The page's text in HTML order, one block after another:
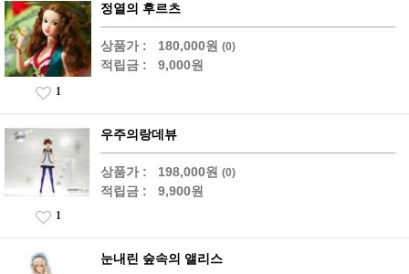
정열의 후르츠
상품가 : 180,000원 (0)
적립금 : 9,000원
1
우주의랑데뷰
상품가 : 198,000원 (0)
적립금 : 9,900원
1
눈내린 숲속의 앨리스